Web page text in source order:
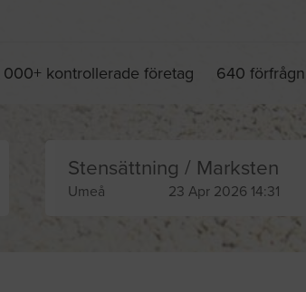
000+ kontrollerade företag 640
Stensättning / Marksten
Umeå 23 Apr 2026 14:31